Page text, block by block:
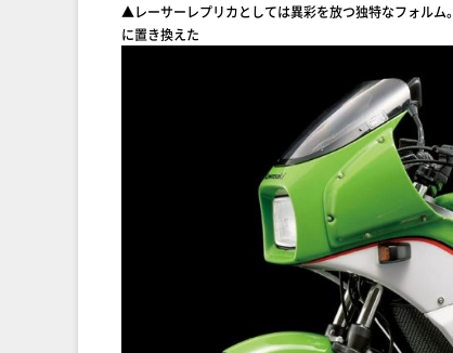
▲レーサーレプリカとしては異彩を放つ独特なフォル
に置き換えた